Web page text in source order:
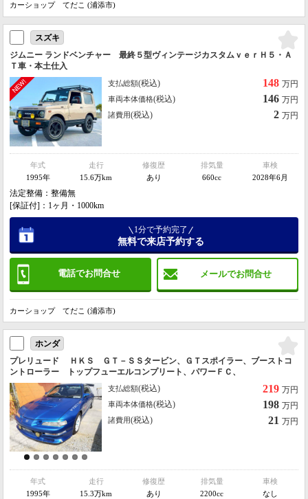
カーショップ てだこ (浦添市)
スズキ
ジムニー ランドベンチャー 最終５型ヴィンテージカスタムｖｅｒＨ５・Ａ
Ｔ車・本土仕入
支払総額(税込) 148 万円
車両本体価格(税込) 146 万円
諸費用(税込) 2 万円
年式
1995年
走行
15.6万km
修復歴
あり
排気量
660cc
車検
2028年6月
法定整備：整備無
[保証付]：1ヶ月・1000km
電話でお問合せ メールでお問合せ
1分で予約完了
無料で来店予約する
カーショップ てだこ (浦添市)
ホンダ
プレリュード ＨＫＳ ＧＴ－ＳＳタービン、ＧＴスポイラー、ブーストコ
ントローラー トップフューエルコンプリート、パワーＦＣ、
支払総額(税込) 219 万円
車両本体価格(税込) 198 万円
諸費用(税込) 21 万円
年式
1995年
走行
15.3万km
修復歴
あり
排気量
2200cc
車検
なし